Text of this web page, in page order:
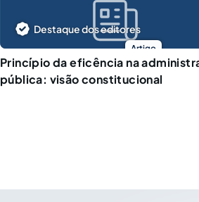
Artigo
Destaque dos editores
Princípio da eficência na
pública: visão constitucional